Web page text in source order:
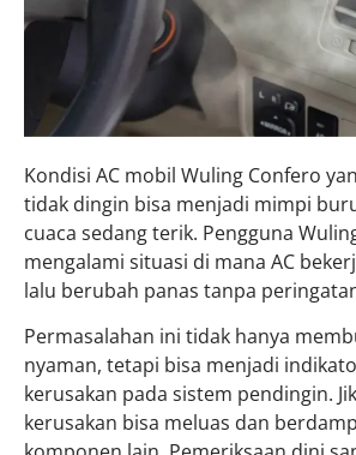
Kondisi AC mobil Wuling Confero
tidak dingin bisa menjadi mimpi
cuaca sedang terik. Pengguna
mengalami situasi di mana AC
lalu berubah panas tanpa
Permasalahan ini tidak hanya
nyaman, tetapi bisa menjadi
kerusakan pada sistem pendingin.
kerusakan bisa meluas dan